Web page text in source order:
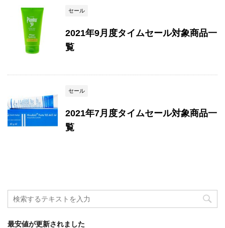
セール
2021年9月度タイムセール対象商品一
覧
セール
2021年7月度タイムセール対象商品一
覧
最安値が更新されました